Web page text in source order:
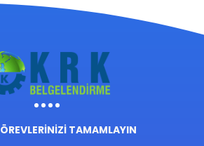
TAMAMLAYIN